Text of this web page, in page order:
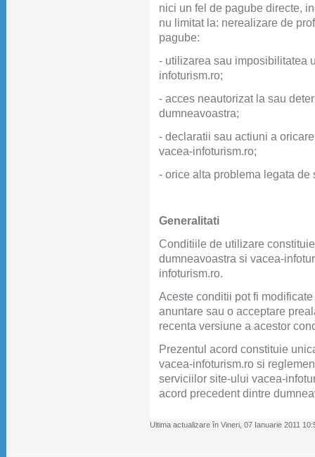
nici un fel de pagube directe,
nu limitat la: nerealizare de
pagube:
- utilizarea sau imposibilitatea
infoturism.ro;
- acces neautorizat la sau
dumneavoastra;
- declaratii sau actiuni a
vacea-infoturism.ro;
- orice alta problema legata
Generalitati
Conditiile de utilizare
dumneavoastra si vacea-
infoturism.ro.
Aceste conditii pot fi
anuntare sau o acceptare
recenta versiune a acestor
Prezentul acord constituie
vacea-infoturism.ro si
serviciilor site-ului vacea-
acord precedent dintre
Ultima actualizare în Vineri, 07 Ianuarie 2011